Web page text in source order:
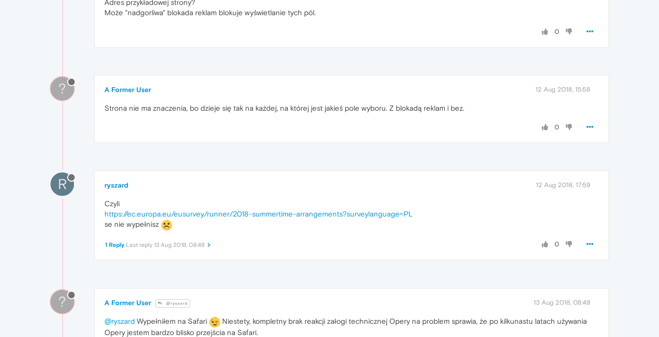
Adres przykładowej strony?
Może "nadgorliwa" blokada reklam blokuje wyświetlanie tych pól.
0
? A Former User 12 Aug 2018, 15:58
Strona nie ma znaczenia, bo dzieje się tak na każdej, na której jest jakieś pole wyboru. Z blokadą reklam i bez.
0
R ryszard 12 Aug 2018, 17:59
Czyli
https://ec.europa.eu/eusurvey/runner/2018-summertime-arrangements?surveylanguage=PL
se nie wypełnisz
0
1 Reply Last reply 13 Aug 2018, 08:49
? A Former User @ryszard 13 Aug 2018, 08:49
@ryszard Wypełniłem na Safari
Niestety, kompletny brak reakcji załogi technicznej Opery na problem sprawia, że po kilkunastu latach używania
Opery jestem bardzo blisko przejścia na Safari.